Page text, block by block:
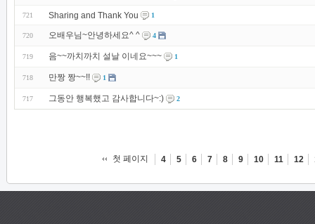
721 Sharing and Thank You 1
720 오배우님~안녕하세요^ ^ 4
719 음~~까치까치 설날 이네요~~~ 1
718 만짱 짱~~!! 1
717 그동안 행복했고 감사합니다~:) 2
첫 페이지 4 5 6 7 8 9 10 11 12